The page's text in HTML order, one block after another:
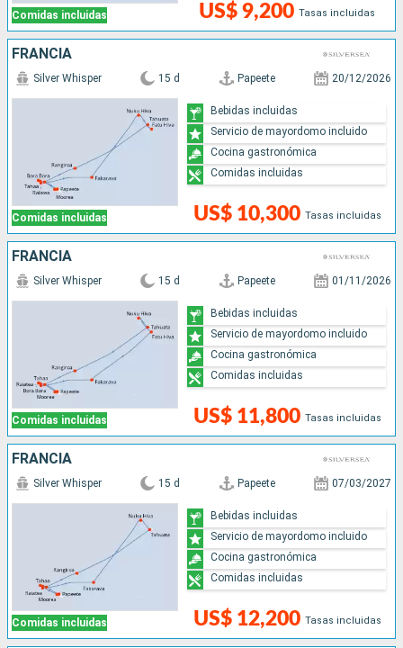
Comidas incluidas US$ 9,200 Tasas incluidas
FRANCIA
Comidas incluidas
Silver Whisper 15 d Papeete 20/12/2026
US$ 10,300 Tasas incluidas
Bebidas incluidas
Servicio de mayordomo incluido
Cocina gastronómica
Comidas incluidas
FRANCIA
Comidas incluidas
Silver Whisper 15 d Papeete 01/11/2026
US$ 11,800 Tasas incluidas
Bebidas incluidas
Servicio de mayordomo incluido
Cocina gastronómica
Comidas incluidas
FRANCIA
Comidas incluidas
Silver Whisper 15 d Papeete 07/03/2027
US$ 12,200 Tasas incluidas
Bebidas incluidas
Servicio de mayordomo incluido
Cocina gastronómica
Comidas incluidas